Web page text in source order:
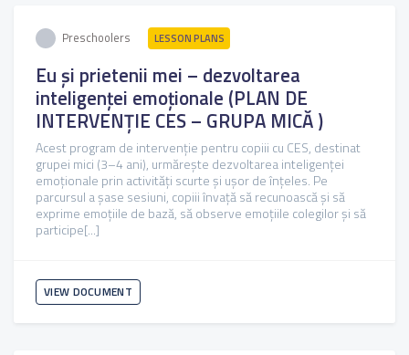
Preschoolers LESSON PLANS
Eu și prietenii mei – dezvoltarea
inteligenței emoționale (PLAN DE
INTERVENȚIE CES – GRUPA MICĂ )
Acest program de intervenție pentru copiii cu CES, destinat
grupei mici (3–4 ani), urmărește dezvoltarea inteligenței
emoționale prin activități scurte și ușor de înțeles. Pe
parcursul a șase sesiuni, copiii învață să recunoască și să
exprime emoțiile de bază, să observe emoțiile colegilor și să
participe[...]
VIEW DOCUMENT